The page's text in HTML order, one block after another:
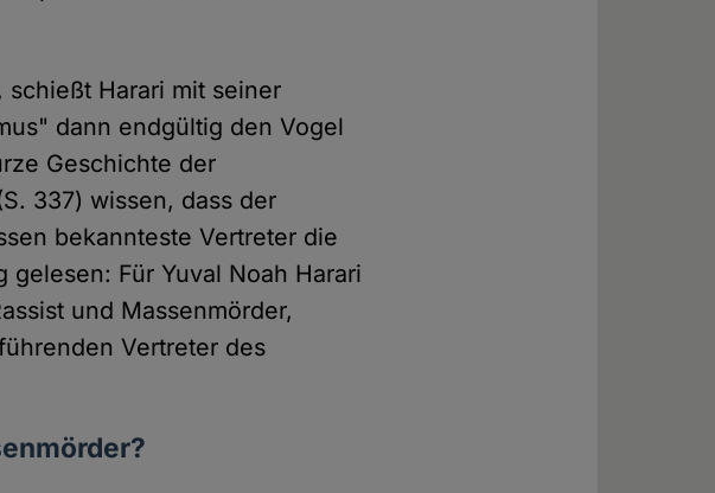
Harari mit seiner
dann endgültig den Vogel
Geschichte der
337) wissen, dass der
bekannteste Vertreter die
Für Yuval Noah Harari
und Massenmörder,
Vertreter des